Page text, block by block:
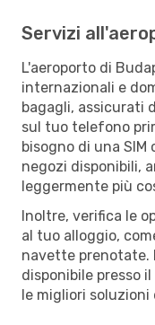
Servizi
L'aeroporto di
internazionali e
bagagli, assicurati
sul tuo telefono
bisogno di una
negozi disponibili,
leggermente più
Inoltre, verifica le
al tuo alloggio,
navette prenotate.
disponibile presso
le migliori soluzioni